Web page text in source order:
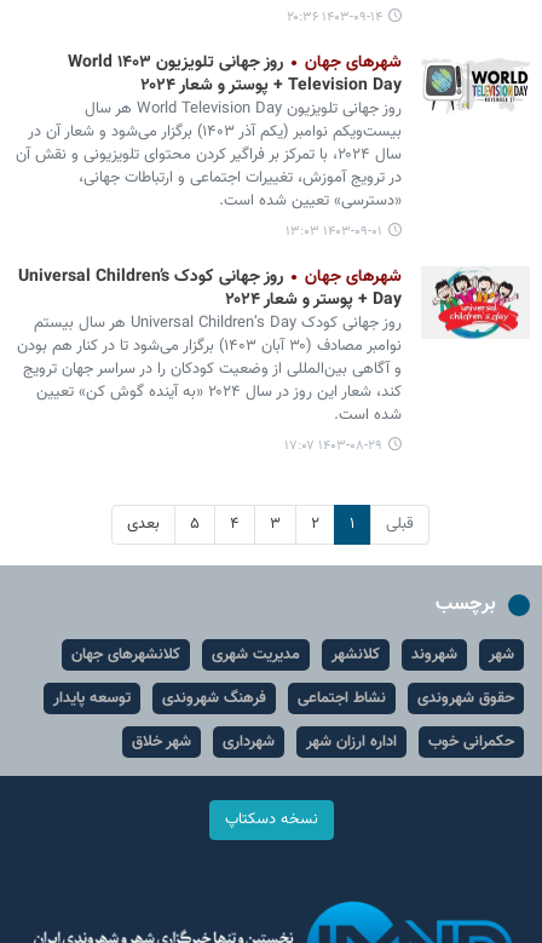
۱۴۰۳-۰۹-۱۴ ۲۰:۳۶
شهرهای جهان
روز جهانی تلویزیون ۱۴۰۳ World
Television Day + پوستر و شعار ۲۰۲۴
روز جهانی تلویزیون World Television Day هر سال
بیست‌ویکم نوامبر (یکم آذر ۱۴۰۳) برگزار می‌شود و شعار آن در
سال ۲۰۲۴، با تمرکز بر فراگیر کردن محتوای تلویزیونی و نقش آن
در ترویج آموزش، تغییرات اجتماعی و ارتباطات جهانی،
«دسترسی» تعیین شده است.
۱۴۰۳-۰۹-۰۱ ۱۳:۰۳
شهرهای جهان
روز جهانی کودک Universal Children’s
Day + پوستر و شعار ۲۰۲۴
روز جهانی کودک Universal Children’s Day هر سال بیستم
نوامبر مصادف (۳۰ آبان ۱۴۰۳) برگزار می‌شود تا در کنار هم بودن
و آگاهی بین‌المللی از وضعیت کودکان را در سراسر جهان ترویج
کند، شعار این روز در سال ۲۰۲۴ «به آینده گوش کن» تعیین
شده است.
۱۴۰۳-۰۸-۲۹ ۱۷:۰۷
قبلی ۱ ۲ ۳ ۴ ۵ بعدی
برچسب
شهر شهروند کلانشهر مدیریت شهری
کلانشهرهای جهان
حقوق شهروندی
نشاط اجتماعی فرهنگ شهروندی
توسعه پایدار
حکمرانی خوب
اداره ارزان شهر شهرداری شهر خلاق
نسخه دسکتاپ